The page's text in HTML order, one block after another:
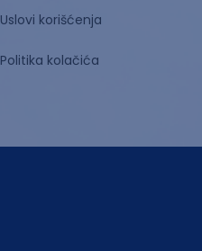
Uslovi korišćenja
Politika kolačića